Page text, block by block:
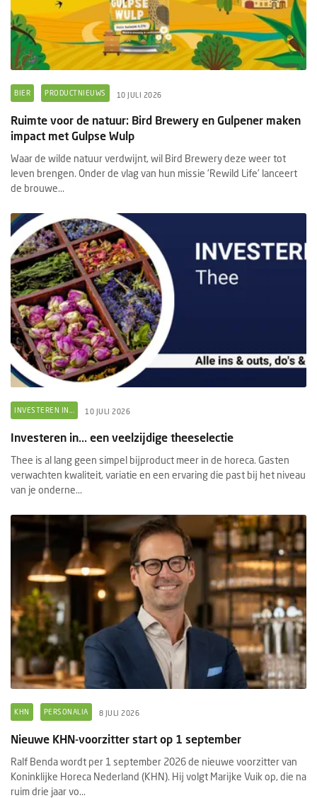
BIER PRODUCTNIEUWS 10 JULI 2026
Ruimte voor de natuur: Bird Brewery en Gulpener maken
impact met Gulpse Wulp
Waar de wilde natuur verdwijnt, wil Bird Brewery deze weer tot
leven brengen. Onder de vlag van hun missie 'Rewild Life’ lanceert
de brouwe...
INVESTEREN IN... 10 JULI 2026
Investeren in... een veelzijdige theeselectie
Thee is al lang geen simpel bijproduct meer in de horeca. Gasten
verwachten kwaliteit, variatie en een ervaring die past bij het niveau
van je onderne...
KHN PERSONALIA 8 JULI 2026
Nieuwe KHN-voorzitter start op 1 september
Ralf Benda wordt per 1 september 2026 de nieuwe voorzitter van
Koninklijke Horeca Nederland (KHN). Hij volgt Marijke Vuik op, die na
ruim drie jaar vo...